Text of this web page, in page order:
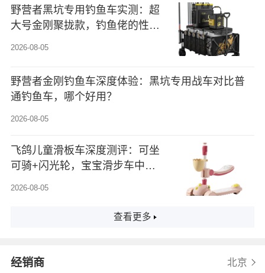
野营者黑坑专用钓鱼车实测：超
大号金刚聚拢款，钓鱼佬的性价
2026-08-05
野营者金刚钓鱼车深度体验：黑坑专用战车对比普
通钓鱼车，哪个好用？
2026-08-05
飞鸽儿童滑板车深度测评：可坐
可骑+闪光轮，宝宝滑步车中的
2026-08-05
查看更多
经销商 北京